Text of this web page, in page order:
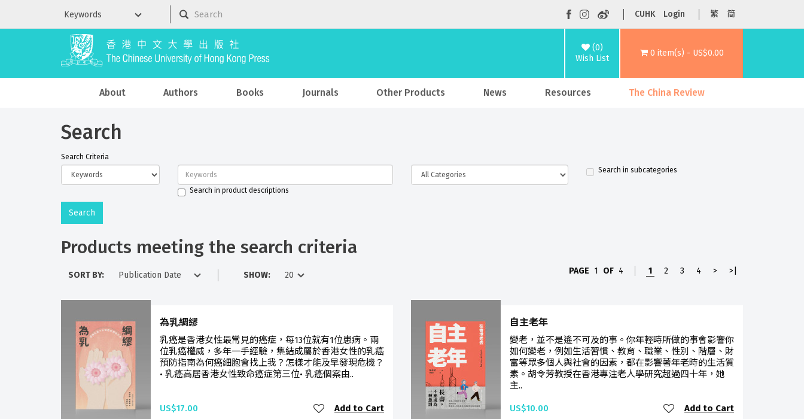
CUHK Login 繁 简
(0)
Wish List
0 item(s) - US$0.00
About Authors Books Journals Other Products News Resources The China Review
Search
Search Criteria
Search in product descriptions
Search in subcategories
Products meeting the search criteria
SORT BY: SHOW: PAGE 1 OF 4 1 2 3 4 > >|
為乳綢繆
乳癌是香港女性最常見的癌症，每13位就有1位患病。兩
位乳癌權威，多年一手經驗，集結成屬於香港女性的乳癌
預防指南為何癌細胞會找上我？怎樣才能及早發現危機？
• 乳癌高居香港女性致命癌症第三位• 乳癌個案由..
US$17.00 Add to Cart
自主老年
變老，並不是遙不可及的事。你年輕時所做的事會影響你
如何變老，例如生活習慣、教育、職業、性別、階層、財
富等眾多個人與社會的因素，都在影響著年老時的生活質
素。胡令芳教授在香港專注老人學研究超過四十年，她
主..
US$10.00 Add to Cart